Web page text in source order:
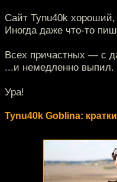
Сайт Tynu40k
Иногда даже что-то
Всех причастных — с
...и немедленно выпил.
Ура!
Tynu40k Goblina: